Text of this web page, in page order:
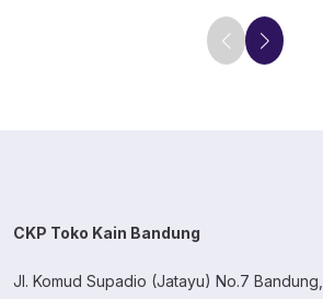
CKP Toko Kain Bandung
Jl. Komud Supadio (Jatayu) No.7